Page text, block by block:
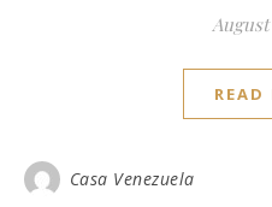
August
READ
Casa Venezuela